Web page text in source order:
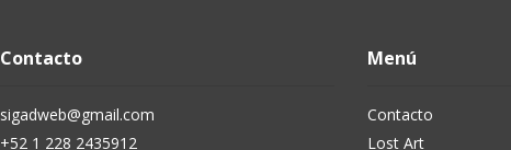
Contacto
sigadweb@gmail.com
+52 1 228 2435912
Menú
Contacto
Lost Art